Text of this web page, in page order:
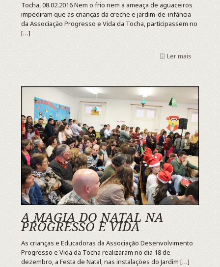
Tocha, 08.02.2016 Nem o frio nem a ameaça de aguaceiros
impediram que as crianças da creche e jardim-de-infância
da Associação Progresso e Vida da Tocha, participassem no
[…]
Ler mais
A MAGIA DO NATAL NA
PROGRESSO E VIDA
As crianças e Educadoras da Associação Desenvolvimento
Progresso e Vida da Tocha realizaram no dia 18 de
dezembro, a Festa de Natal, nas instalações do Jardim […]